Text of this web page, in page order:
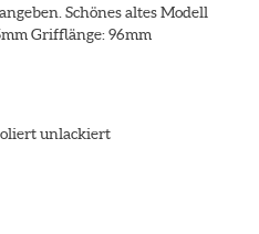
Schönes altes Modell
Grifflänge: 96mm
unlackiert